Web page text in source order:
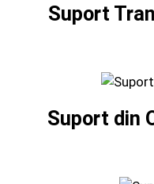
Suport
Suport din